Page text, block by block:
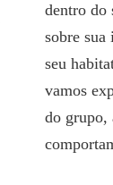
dentro do
sobre sua
seu
vamos
do grupo,